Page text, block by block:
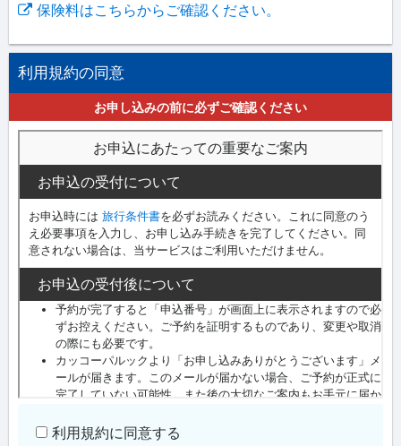
保険料はこちらからご確認ください。
利用規約の同意
お申し込みの前に必ずご確認ください
利用規約に同意する